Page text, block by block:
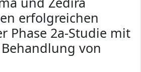
erfolgreichen
Phase 2a-Studie mit
Behandlung von